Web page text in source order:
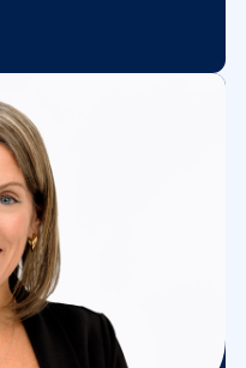
y cofundador